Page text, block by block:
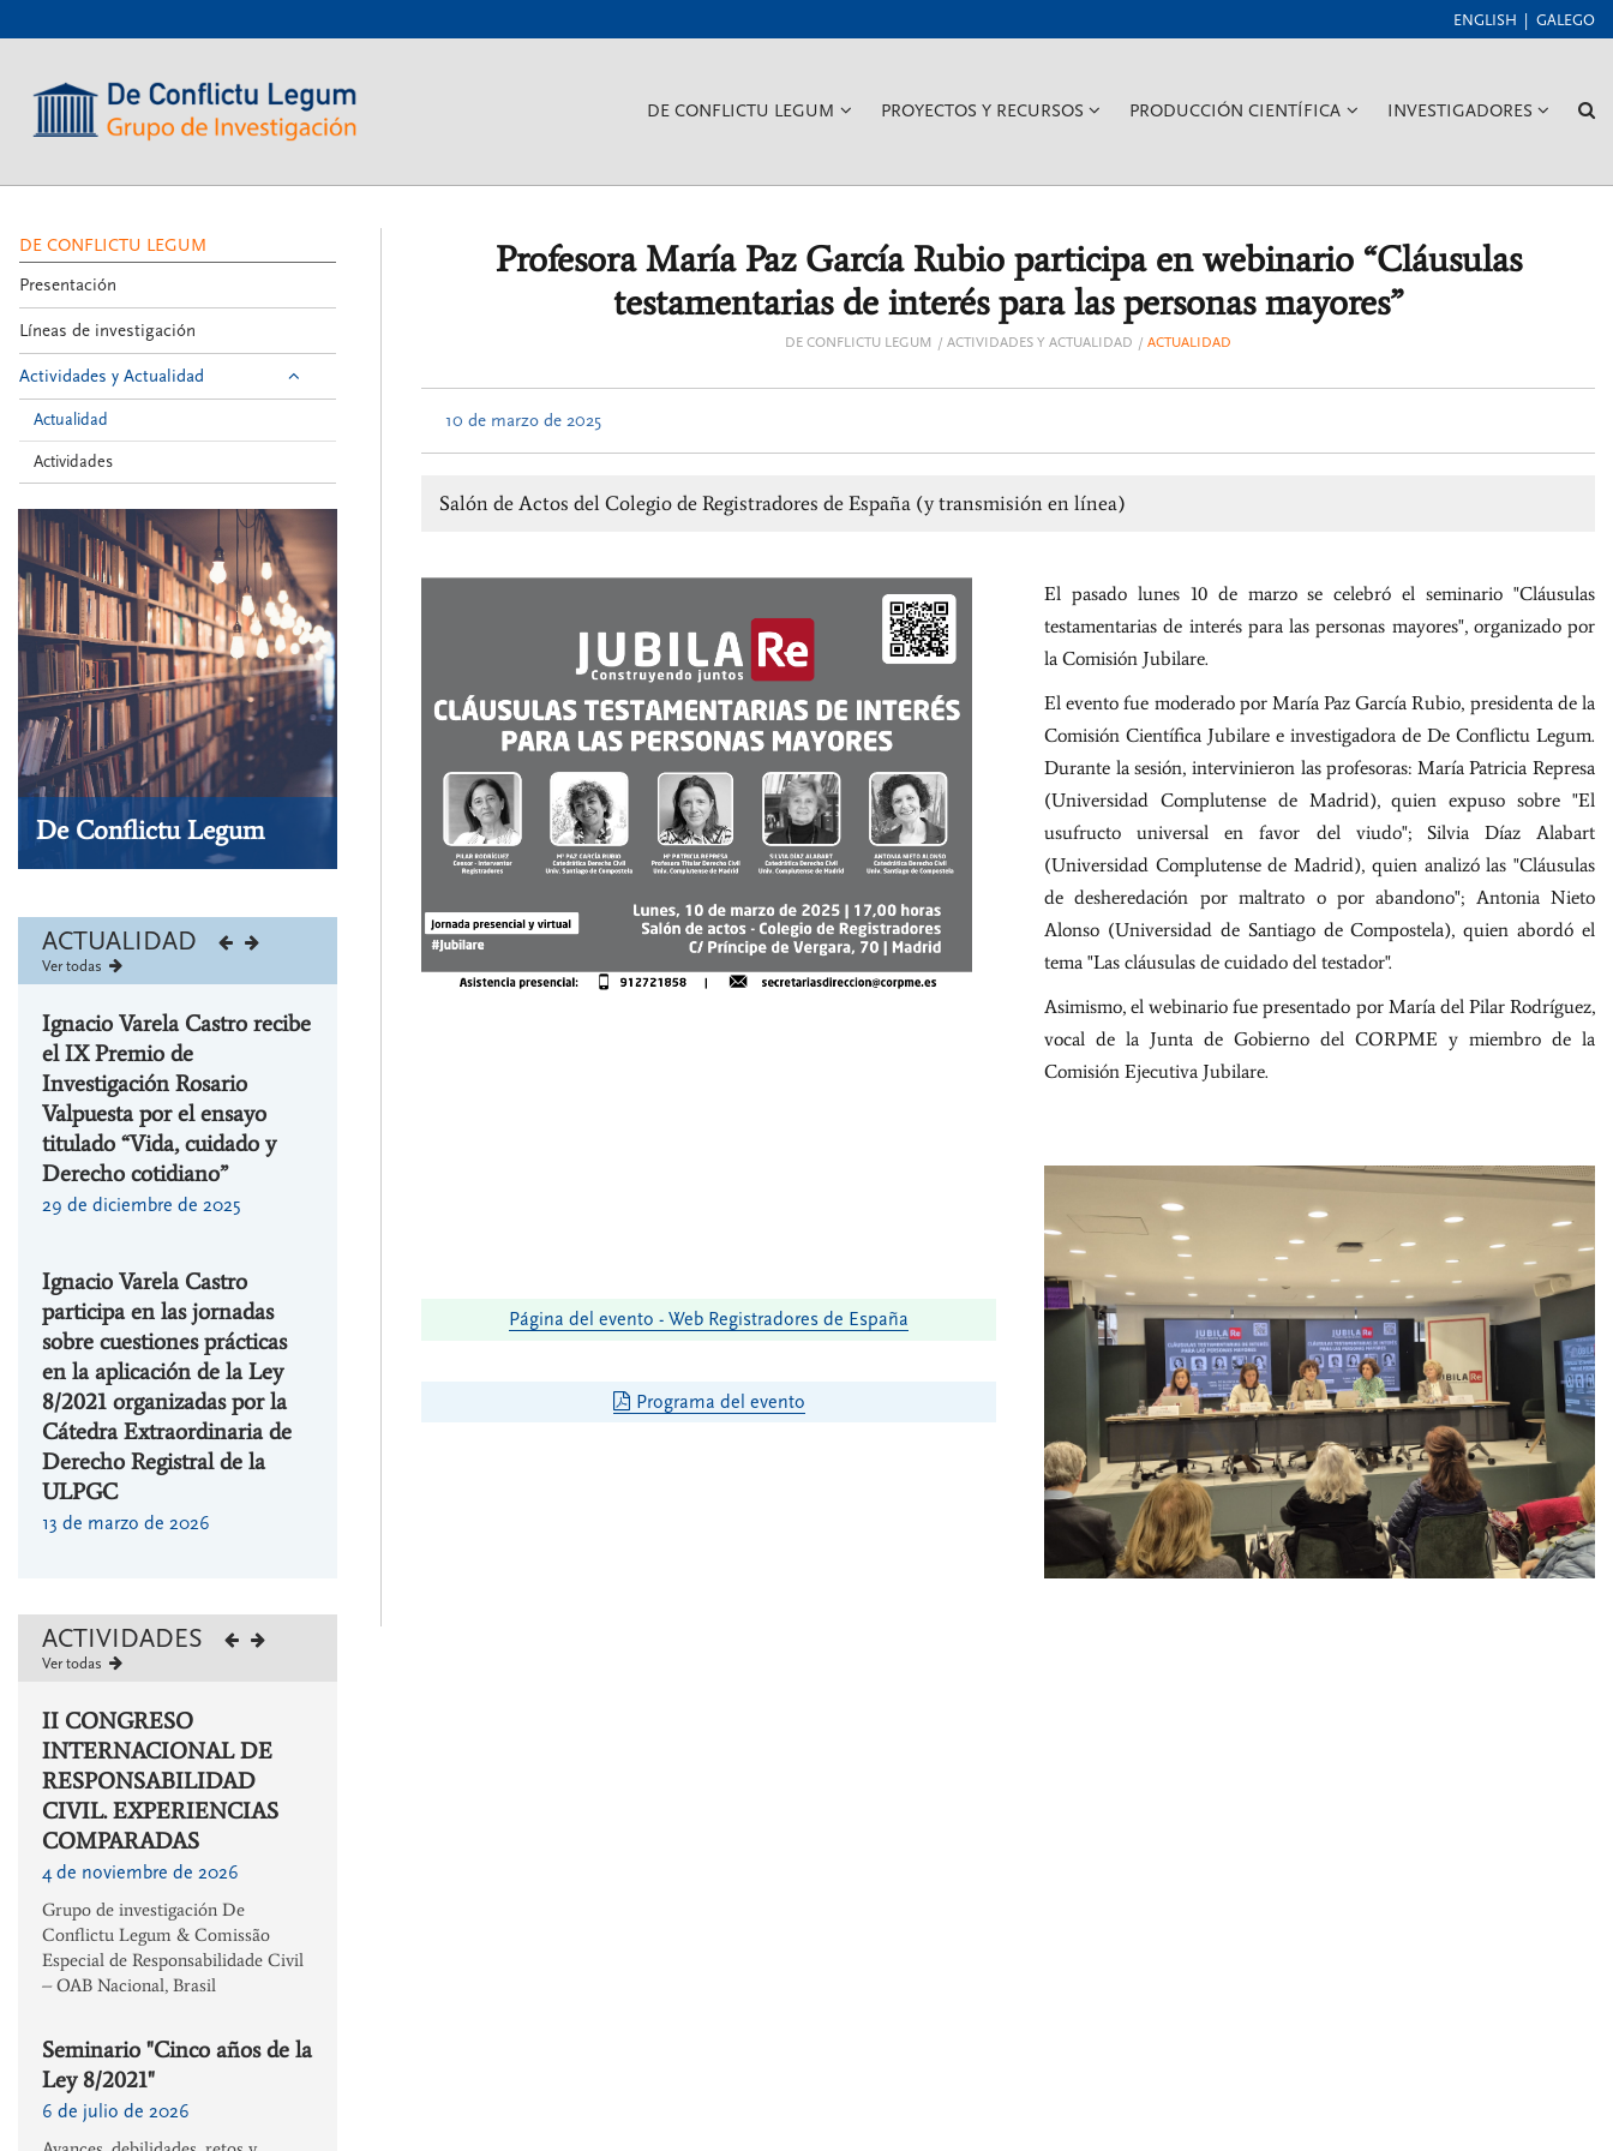
label.access.jump.menu???
ENGLISH GALEGO
DE CONFLICTU LEGUM ???
PROYECTOS Y RECURSOS???
PRODUCCIÓN CIENTÍFICA???
INVESTIGADORES???
DE CONFLICTU LEGUM
Presentación
Líneas de investigación
Actividades y Actualidad
Actualidad
Actividades
De
Conflictu
Legum
-
Tienda
De Conflictu Legum
ACTUALIDAD
Ver todas
Ignacio Varela Castro recibe
el IX Premio de
Investigación Rosario
Valpuesta por el ensayo
titulado “Vida, cuidado y
Derecho cotidiano”
29 de diciembre de 2025
Ignacio Varela Castro
participa en las jornadas
sobre cuestiones prácticas
en la aplicación de la Ley
8/2021 organizadas por la
Cátedra Extraordinaria de
Derecho Registral de la
ULPGC
13 de marzo de 2026
ACTIVIDADES
Ver todas
II CONGRESO
INTERNACIONAL DE
RESPONSABILIDAD
CIVIL. EXPERIENCIAS
COMPARADAS
4 de noviembre de 2026
Grupo de investigación De
Conflictu Legum & Comissão
Especial de Responsabilidade Civil
– OAB Nacional, Brasil
Seminario "Cinco años de la
Ley 8/2021"
6 de julio de 2026
Profesora María Paz García Rubio participa en webinario “Cláusulas
testamentarias de interés para las personas mayores”
DE CONFLICTU LEGUM ACTIVIDADES Y ACTUALIDAD ACTUALIDAD
10 de marzo de 2025
Salón de Actos del Colegio de Registradores de España (y transmisión en línea)
El pasado lunes 10 de marzo se celebró el seminario "Cláusulas
testamentarias de interés para las personas mayores", organizado por
la Comisión Jubilare.
El evento fue moderado por María Paz García Rubio, presidenta de la
Comisión Científica Jubilare e investigadora de De Conflictu Legum.
Durante la sesión, intervinieron las profesoras: María Patricia Represa
(Universidad Complutense de Madrid), quien expuso sobre "El
usufructo universal en favor del viudo"; Silvia Díaz Alabart
(Universidad Complutense de Madrid), quien analizó las "Cláusulas
de desheredación por maltrato o por abandono"; Antonia Nieto
Alonso (Universidad de Santiago de Compostela), quien abordó el
tema "Las cláusulas de cuidado del testador".
Asimismo, el webinario fue presentado por María del Pilar Rodríguez,
vocal de la Junta de Gobierno del CORPME y miembro de la
Comisión Ejecutiva Jubilare.
Página del evento - Web Registradores de España
Programa del evento